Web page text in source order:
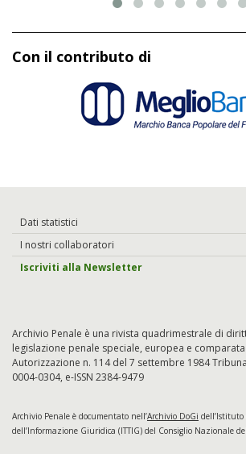
Con il contributo di
Dati statistici
I nostri collaboratori
Iscriviti alla Newsletter
Archivio Penale è una rivista quadrimestrale di
legislazione penale speciale, europea e
Autorizzazione n. 114 del 7 settembre 1984
0004-0304, e-ISSN 2384-9479
Archivio Penale è documentato nell’Archivio DoGi dell’Istituto
dell’Informazione Giuridica (ITTIG) del Consiglio Nazionale